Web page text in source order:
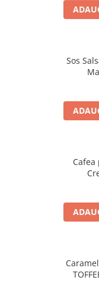
Sos